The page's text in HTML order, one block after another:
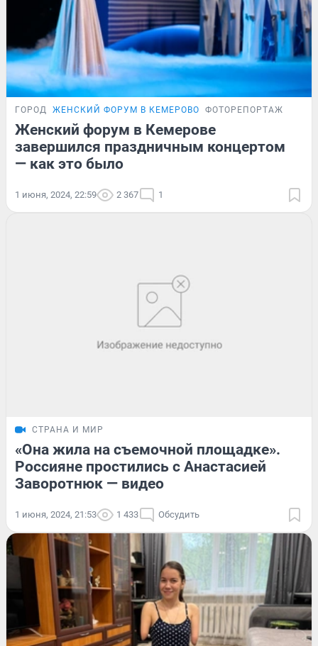
ГОРОД ЖЕНСКИЙ ФОРУМ В КЕМЕРОВО ФОТОРЕПОРТАЖ
Женский форум в Кемерове
завершился праздничным концертом
— как это было
1 июня, 2024, 22:59 2 367 1
СТРАНА И МИР
«Она жила на съемочной площадке».
Россияне простились с Анастасией
Заворотнюк — видео
1 июня, 2024, 21:53 1 433 Обсудить